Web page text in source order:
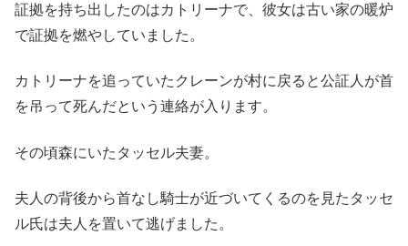
証拠を持ち出したのはカトリーナで、彼女は古い家の暖炉
で証拠を燃やしていました。
カトリーナを追っていたクレーンが村に戻ると公証人が首
を吊って死んだという連絡が入ります。
その頃森にいたタッセル夫妻。
夫人の背後から首なし騎士が近づいてくるのを見たタッセ
ル氏は夫人を置いて逃げました。